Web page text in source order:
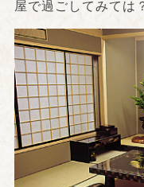
屋で過ごしてみては